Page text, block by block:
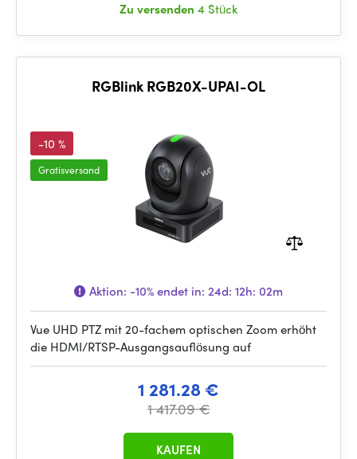
Zu versenden 4 Stück
RGBlink RGB20X-UPAI-OL
-10 %
Gratisversand
Aktion: -10%endet in: 24d: 12h: 02m
Vue UHD PTZ mit 20-fachem optischen Zoom erhöht
die HDMI/RTSP-Ausgangsauflösung auf
1 281.28 €
1 417.09 €
KAUFEN